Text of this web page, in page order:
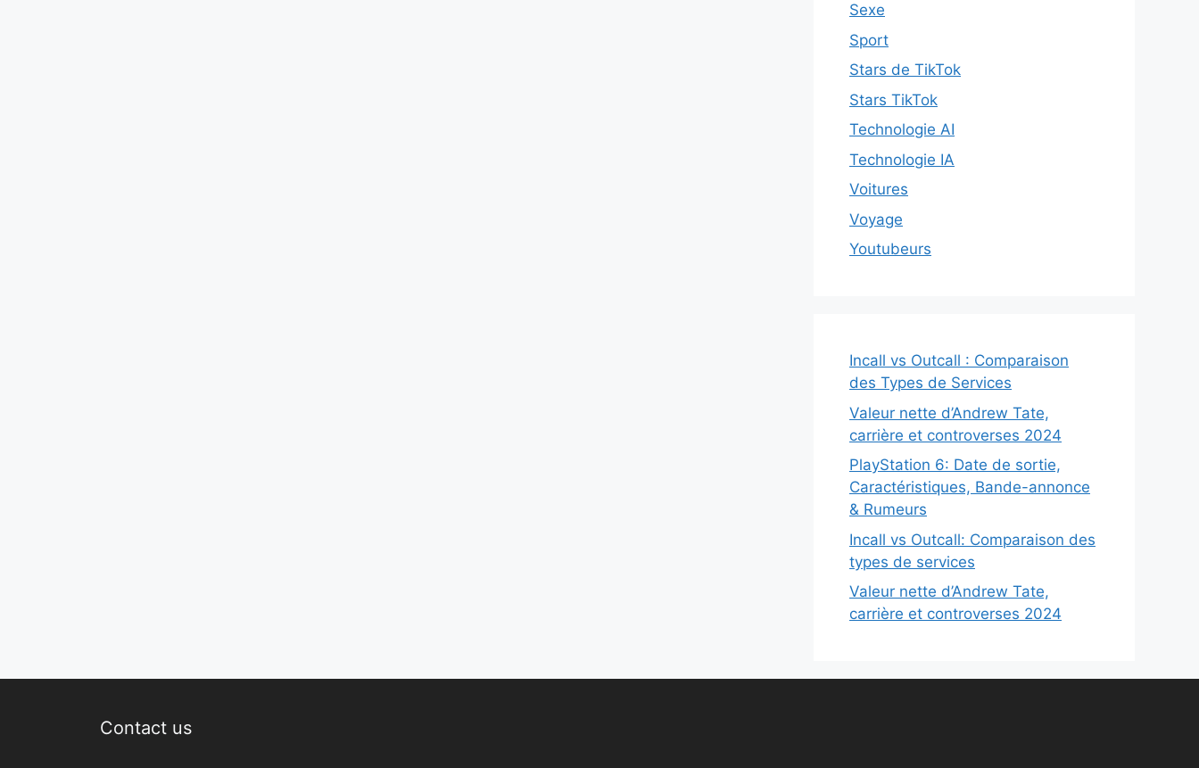
Sexe
Sport
Stars de TikTok
Stars TikTok
Technologie AI
Technologie IA
Voitures
Voyage
Youtubeurs
Incall vs Outcall : Comparaison
des Types de Services
Valeur nette d’Andrew Tate,
carrière et controverses 2024
PlayStation 6: Date de sortie,
Caractéristiques, Bande-annonce
& Rumeurs
Incall vs Outcall: Comparaison des
types de services
Valeur nette d’Andrew Tate,
carrière et controverses 2024
Contact us